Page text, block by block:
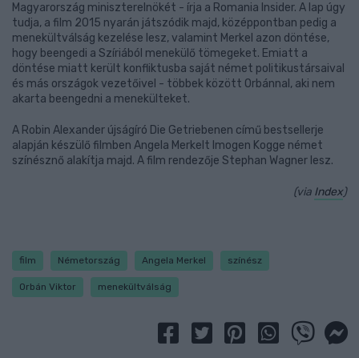
Magyarország miniszterelnökét - írja a Romania Insider. A lap úgy
tudja, a film 2015 nyarán játszódik majd, középpontban pedig a
menekültválság kezelése lesz, valamint Merkel azon döntése,
hogy beengedi a Szíriából menekülő tömegeket. Emiatt a
döntése miatt került konfliktusba saját német politikustársaival
és más országok vezetőivel - többek között Orbánnal, aki nem
akarta beengedni a menekülteket.
A Robin Alexander újságíró Die Getriebenen című bestsellerje
alapján készülő filmben Angela Merkelt Imogen Kogge német
színésznő alakítja majd. A film rendezője Stephan Wagner lesz.
(via Index)
film Németország Angela Merkel színész
Orbán Viktor menekültválság